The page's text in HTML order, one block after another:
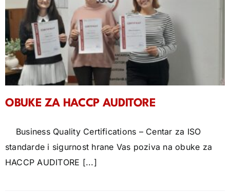
OBUKE ZA HACCP AUDITORE
Business Quality Certifications – Centar za ISO
standarde i sigurnost hrane Vas poziva na obuke za
HACCP AUDITORE [...]